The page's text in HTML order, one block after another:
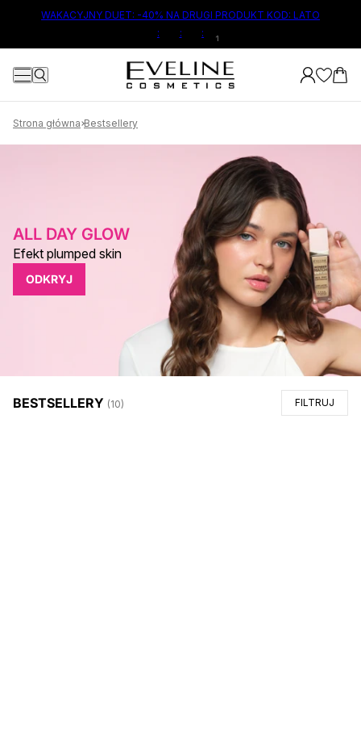
TREŚCI
WAKACYJNY DUET: -40% NA DRUGI PRODUKT KOD: LATO
:
: :
Strona główna Bestsellery
ALL DAY GLOW
Efekt plumped skin
ODKRYJ
BESTSELLERY (10) FILTRUJ